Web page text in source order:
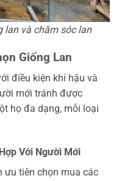
lan và chăm sóc lan
Giống Lan
điều kiện khí hậu và
mới tránh được
họ đa dạng, mỗi loại
Với Người Mới
ưu tiên chọn mua các